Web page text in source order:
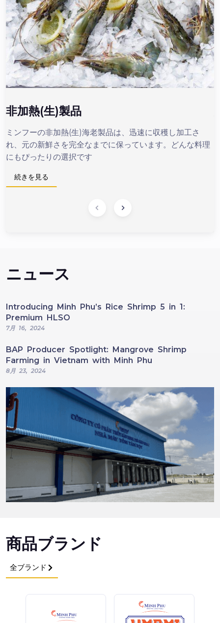
非加熱(生)製品
ミンフーの非加熱(生)海老製品は、迅速に収穫し加工さ
れ、元の新鮮さを完全なまでに保っています。どんな料理
にもぴったりの選択です
続きを見る
ニュース
Introducing Minh Phu’s Rice Shrimp 5 in 1:
Premium HLSO
7月 16, 2024
BAP Producer Spotlight: Mangrove Shrimp
Farming in Vietnam with Minh Phu
8月 23, 2024
商品ブランド
全ブランド